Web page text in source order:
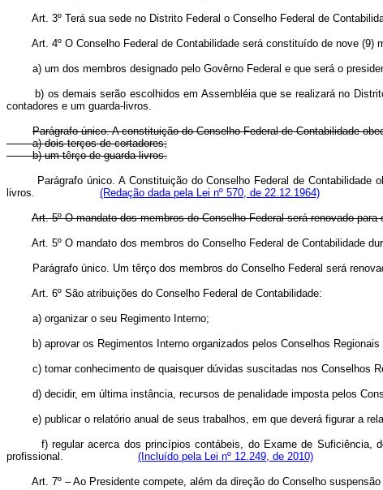
Art. 3º Terá sua sede no Distrito Federal o Conselho Federal de
Art. 4º O Conselho Federal de Contabilidade será constituído de nove
a) um dos membros designado pelo Govêrno Federal e que será o
b) os demais serão escolhidos em Assembléia que se realizará no
contadores e um guarda-livros.
Parágrafo único. A constituição do Conselho Federal de Contabilidade
a) dois terços de cortadores;
b) um têrço de guarda-livros.
Parágrafo único. A Constituição do Conselho Federal de Contabilidade
livros. (Redação dada pela Lei nº 570, de 22.12.1964)
Art. 5º O mandato dos membros do Conselho Federal será renovado para
Art. 5º O mandato dos membros do Conselho Federal de
Parágrafo único. Um têrço dos membros do Conselho Federal será
Art. 6º São atribuições do Conselho Federal de Contabilidade:
a) organizar o seu Regimento Interno;
b) aprovar os Regimentos Interno organizados pelos Conselhos
c) tomar conhecimento de quaisquer dúvidas suscitadas nos Conselhos
d) decidir, em última instância, recursos de penalidade imposta pelos
e) publicar o relatório anual de seus trabalhos, em que deverá figurar a
f) regular acerca dos princípios contábeis, do Exame de Suficiência,
profissional. (Incluído pela Lei nº 12.249, de 2010)
Art. 7º – Ao Presidente compete, além da direção do Conselho